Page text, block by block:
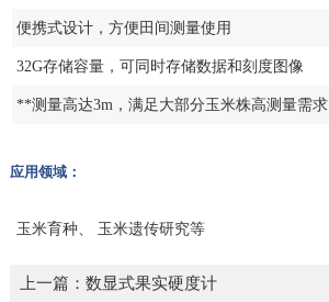
便携式设计，方便田间测量使用
32G存储容量，可同时存储数据和刻度图像
**测量高达3m，满足大部分玉米株高测量需求
应用领域：
玉米育种、 玉米遗传研究等
上一篇： 数显式果实硬度计